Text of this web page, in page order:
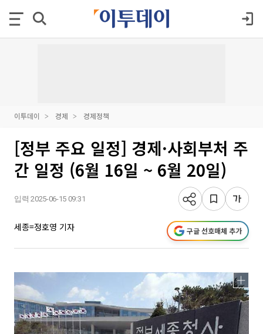
이투데이 경제 경제정책
[정부 주요 일정] 경제·사회부처 주
간 일정 (6월 16일 ~ 6월 20일)
입력 2025-06-15 09:31
세종=정호영 기자 구글 선호매체 추가